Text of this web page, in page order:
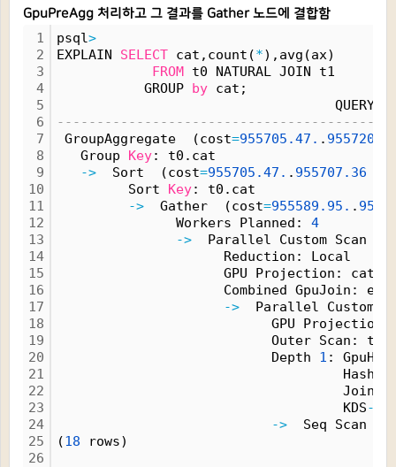
GpuPreAgg 처리하고 그 결과를 Gather 노드에 결합함
1
2
3
4
5
6
7
8
9
10
11
12
13
14
15
16
17
18
19
20
21
22
23
24
25
26
psql>
EXPLAIN SELECT cat,count(*),avg(ax)
FROM t0 NATURAL JOIN t1
GROUP by cat;
QUERY
GroupAggregate  (cost=955705.47. . 955720.
Group Key: t0.cat
-> Sort  (cost=955705.47. . 955707. 36
Sort Key: t0.cat
-> Gather  (cost=955589. 95. .
Workers Planned: 4
-> Parallel Custom Scan
Reduction: Local
GPU Projection: cat,
Combined GpuJoin:
-> Parallel Custom
GPU Projection:
Outer Scan: t0
Depth 1 :
HashKeys:
JoinQuals:
KDS-
-> Seq Scan
(18 rows)